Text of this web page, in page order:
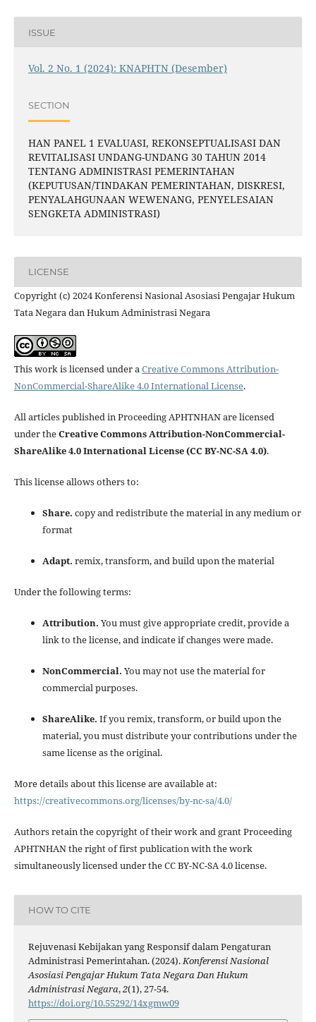
ISSUE
Vol. 2 No. 1 (2024): KNAPHTN (Desember)
SECTION
HAN PANEL 1 EVALUASI, REKONSEPTUALISASI DAN
REVITALISASI UNDANG-UNDANG 30 TAHUN 2014
TENTANG ADMINISTRASI PEMERINTAHAN
(KEPUTUSAN/TINDAKAN PEMERINTAHAN, DISKRESI,
PENYALAHGUNAAN WEWENANG, PENYELESAIAN
SENGKETA ADMINISTRASI)
LICENSE
Copyright (c) 2024 Konferensi Nasional Asosiasi Pengajar Hukum
Tata Negara dan Hukum Administrasi Negara
This work is licensed under a Creative Commons Attribution-
NonCommercial-ShareAlike 4.0 International License.
All articles published in Proceeding APHTNHAN are licensed
under theCreative Commons Attribution-NonCommercial-
ShareAlike 4.0 International License (CC BY-NC-SA 4.0).
This license allows others to:
Share. copy and redistribute the material in any medium or
format
Adapt. remix, transform, and build upon the material
Under the following terms:
Attribution. You must give appropriate credit, provide a
link to the license, and indicate if changes were made.
NonCommercial. You may not use the material for
commercial purposes.
ShareAlike. If you remix, transform, or build upon the
material, you must distribute your contributions under the
same license as the original.
More details about this license are available at:
https://creativecommons.org/licenses/by-nc-sa/4.0/
Authors retain the copyright of their work and grant Proceeding
APHTNHAN the right of first publication with the work
simultaneously licensed under the CC BY-NC-SA 4.0 license.
HOW TO CITE
Rejuvenasi Kebijakan yang Responsif dalam Pengaturan
Administrasi Pemerintahan. (2024).Konferensi Nasional
Asosiasi Pengajar Hukum Tata Negara Dan Hukum
Administrasi Negara,2(1), 27-54.
https://doi.org/10.55292/14xgmw09